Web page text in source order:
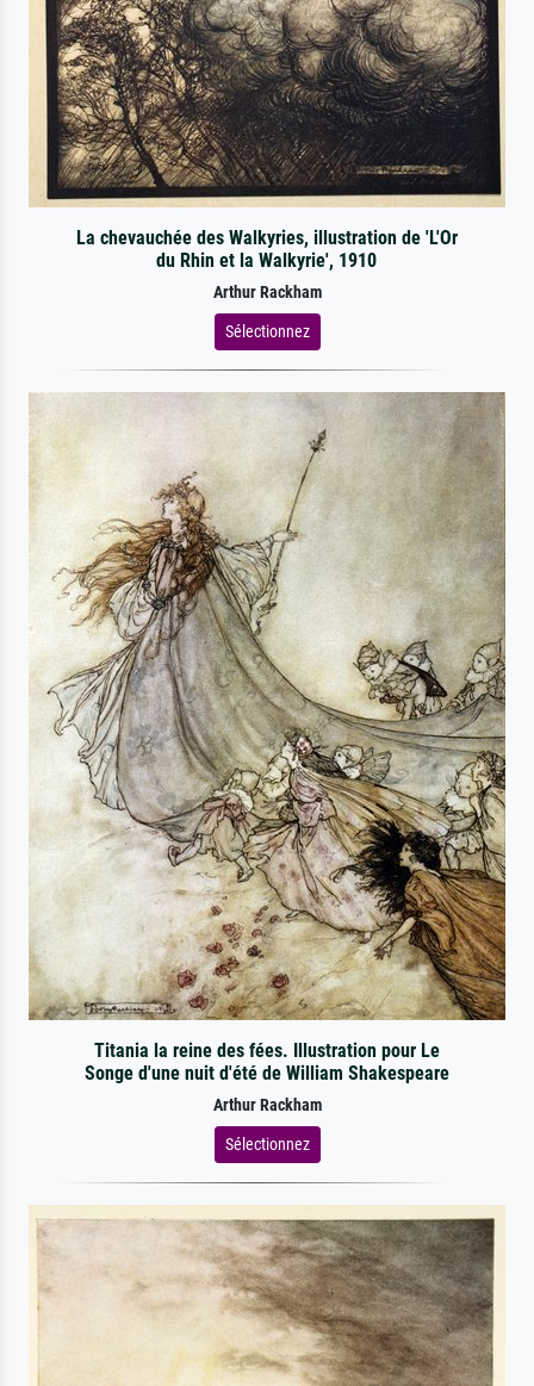
La chevauchée des Walkyries, illustration de 'L'Or
du Rhin et la Walkyrie', 1910
Arthur Rackham
Sélectionnez
Titania la reine des fées. Illustration pour Le
Songe d'une nuit d'été de William Shakespeare
Arthur Rackham
Sélectionnez